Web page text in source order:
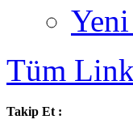
Tüm
Takip Et :